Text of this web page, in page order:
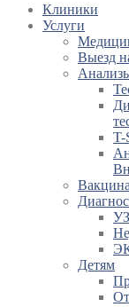
Клиники
Услуги
Выезд
Детям